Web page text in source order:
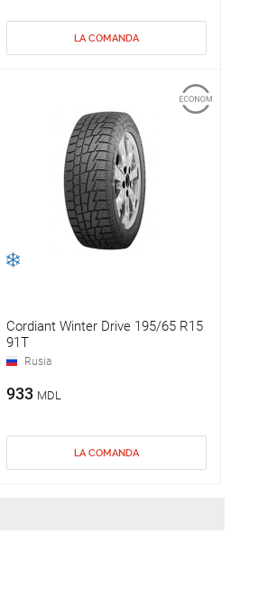
LA COMANDA
Cordiant Winter Drive 195/65 R15
91T
Rusia
933 MDL
LA COMANDA